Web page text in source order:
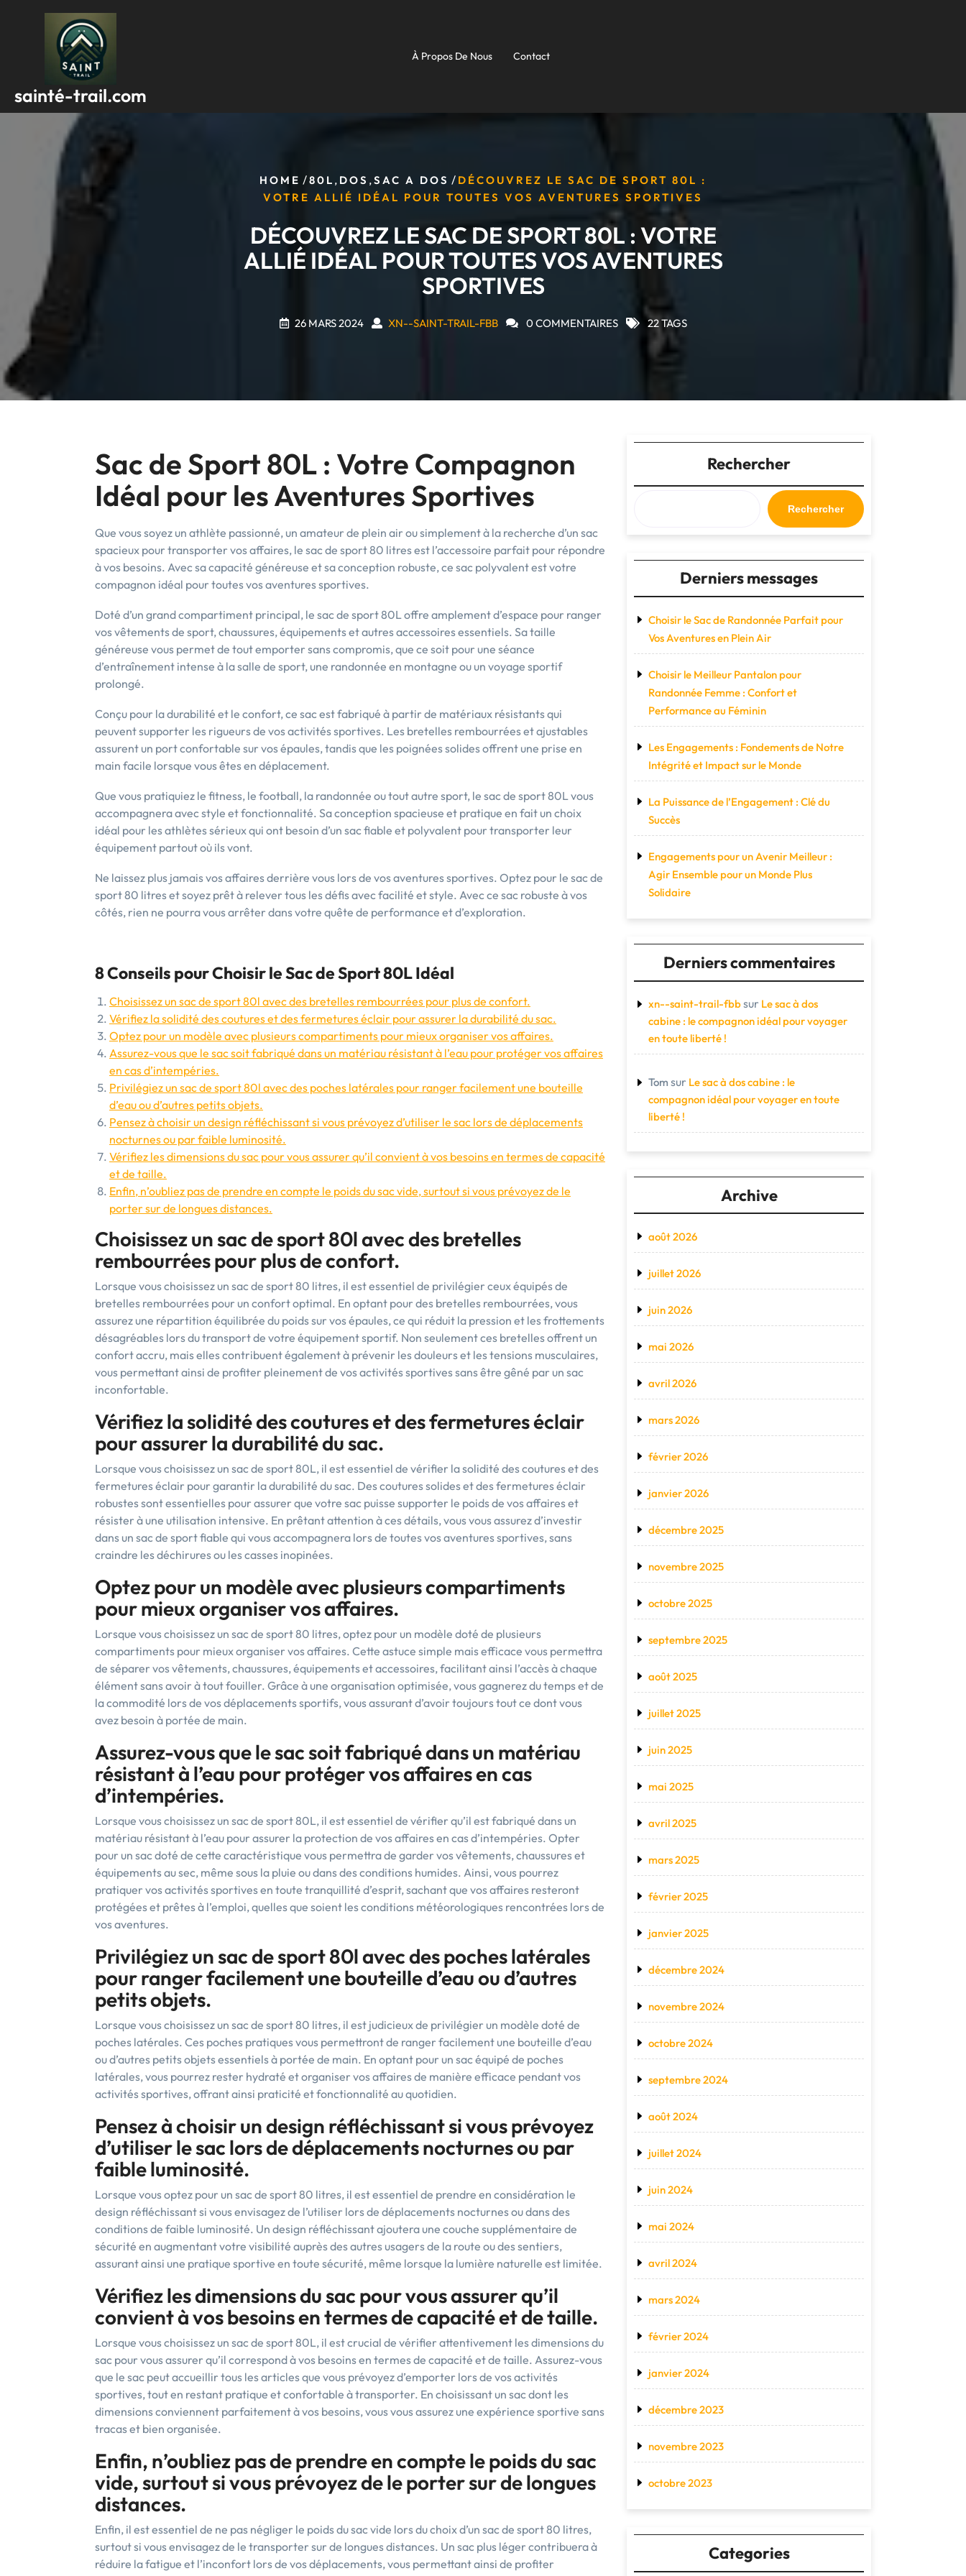
sainté-trail.com
À Propos De Nous Contact
HOME /80L , DOS ,SAC A DOS / DÉCOUVREZ LE SAC DE SPORT 80L :
VOTRE ALLIÉ IDÉAL POUR TOUTES VOS AVENTURES SPORTIVES
DÉCOUVREZ LE SAC DE SPORT 80L : VOTRE
ALLIÉ IDÉAL POUR TOUTES VOS AVENTURES
SPORTIVES
26 MARS 2024 XN--SAINT-TRAIL-FBB 0 COMMENTAIRES 22 TAGS
Sac de Sport 80L : Votre Compagnon
Idéal pour les Aventures Sportives
Que vous soyez un athlète passionné, un amateur de plein air ou simplement à la recherche d’un sac
spacieux pour transporter vos affaires, le sac de sport 80 litres est l’accessoire parfait pour répondre
à vos besoins. Avec sa capacité généreuse et sa conception robuste, ce sac polyvalent est votre
compagnon idéal pour toutes vos aventures sportives.
Doté d’un grand compartiment principal, le sac de sport 80L offre amplement d’espace pour ranger
vos vêtements de sport, chaussures, équipements et autres accessoires essentiels. Sa taille
généreuse vous permet de tout emporter sans compromis, que ce soit pour une séance
d’entraînement intense à la salle de sport, une randonnée en montagne ou un voyage sportif
prolongé.
Conçu pour la durabilité et le confort, ce sac est fabriqué à partir de matériaux résistants qui
peuvent supporter les rigueurs de vos activités sportives. Les bretelles rembourrées et ajustables
assurent un port confortable sur vos épaules, tandis que les poignées solides offrent une prise en
main facile lorsque vous êtes en déplacement.
Que vous pratiquiez le fitness, le football, la randonnée ou tout autre sport, le sac de sport 80L vous
accompagnera avec style et fonctionnalité. Sa conception spacieuse et pratique en fait un choix
idéal pour les athlètes sérieux qui ont besoin d’un sac fiable et polyvalent pour transporter leur
équipement partout où ils vont.
Ne laissez plus jamais vos affaires derrière vous lors de vos aventures sportives. Optez pour le sac de
sport 80 litres et soyez prêt à relever tous les défis avec facilité et style. Avec ce sac robuste à vos
côtés, rien ne pourra vous arrêter dans votre quête de performance et d’exploration.
8 Conseils pour Choisir le Sac de Sport 80L Idéal
Choisissez un sac de sport 80l avec des bretelles rembourrées pour plus de confort.
Vérifiez la solidité des coutures et des fermetures éclair pour assurer la durabilité du sac.
Optez pour un modèle avec plusieurs compartiments pour mieux organiser vos affaires.
Assurez-vous que le sac soit fabriqué dans un matériau résistant à l’eau pour protéger vos affaires
en cas d’intempéries.
Privilégiez un sac de sport 80l avec des poches latérales pour ranger facilement une bouteille
d’eau ou d’autres petits objets.
Pensez à choisir un design réfléchissant si vous prévoyez d’utiliser le sac lors de déplacements
nocturnes ou par faible luminosité.
Vérifiez les dimensions du sac pour vous assurer qu’il convient à vos besoins en termes de capacité
et de taille.
Enfin, n’oubliez pas de prendre en compte le poids du sac vide, surtout si vous prévoyez de le
porter sur de longues distances.
Choisissez un sac de sport 80l avec des bretelles
rembourrées pour plus de confort.
Lorsque vous choisissez un sac de sport 80 litres, il est essentiel de privilégier ceux équipés de
bretelles rembourrées pour un confort optimal. En optant pour des bretelles rembourrées, vous
assurez une répartition équilibrée du poids sur vos épaules, ce qui réduit la pression et les frottements
désagréables lors du transport de votre équipement sportif. Non seulement ces bretelles offrent un
confort accru, mais elles contribuent également à prévenir les douleurs et les tensions musculaires,
vous permettant ainsi de profiter pleinement de vos activités sportives sans être gêné par un sac
inconfortable.
Vérifiez la solidité des coutures et des fermetures éclair
pour assurer la durabilité du sac.
Lorsque vous choisissez un sac de sport 80L, il est essentiel de vérifier la solidité des coutures et des
fermetures éclair pour garantir la durabilité du sac. Des coutures solides et des fermetures éclair
robustes sont essentielles pour assurer que votre sac puisse supporter le poids de vos affaires et
résister à une utilisation intensive. En prêtant attention à ces détails, vous vous assurez d’investir
dans un sac de sport fiable qui vous accompagnera lors de toutes vos aventures sportives, sans
craindre les déchirures ou les casses inopinées.
Optez pour un modèle avec plusieurs compartiments
pour mieux organiser vos affaires.
Lorsque vous choisissez un sac de sport 80 litres, optez pour un modèle doté de plusieurs
compartiments pour mieux organiser vos affaires. Cette astuce simple mais efficace vous permettra
de séparer vos vêtements, chaussures, équipements et accessoires, facilitant ainsi l’accès à chaque
élément sans avoir à tout fouiller. Grâce à une organisation optimisée, vous gagnerez du temps et de
la commodité lors de vos déplacements sportifs, vous assurant d’avoir toujours tout ce dont vous
avez besoin à portée de main.
Assurez-vous que le sac soit fabriqué dans un matériau
résistant à l’eau pour protéger vos affaires en cas
d’intempéries.
Lorsque vous choisissez un sac de sport 80L, il est essentiel de vérifier qu’il est fabriqué dans un
matériau résistant à l’eau pour assurer la protection de vos affaires en cas d’intempéries. Opter
pour un sac doté de cette caractéristique vous permettra de garder vos vêtements, chaussures et
équipements au sec, même sous la pluie ou dans des conditions humides. Ainsi, vous pourrez
pratiquer vos activités sportives en toute tranquillité d’esprit, sachant que vos affaires resteront
protégées et prêtes à l’emploi, quelles que soient les conditions météorologiques rencontrées lors de
vos aventures.
Privilégiez un sac de sport 80l avec des poches latérales
pour ranger facilement une bouteille d’eau ou d’autres
petits objets.
Lorsque vous choisissez un sac de sport 80 litres, il est judicieux de privilégier un modèle doté de
poches latérales. Ces poches pratiques vous permettront de ranger facilement une bouteille d’eau
ou d’autres petits objets essentiels à portée de main. En optant pour un sac équipé de poches
latérales, vous pourrez rester hydraté et organiser vos affaires de manière efficace pendant vos
activités sportives, offrant ainsi praticité et fonctionnalité au quotidien.
Pensez à choisir un design réfléchissant si vous prévoyez
d’utiliser le sac lors de déplacements nocturnes ou par
faible luminosité.
Lorsque vous optez pour un sac de sport 80 litres, il est essentiel de prendre en considération le
design réfléchissant si vous envisagez de l’utiliser lors de déplacements nocturnes ou dans des
conditions de faible luminosité. Un design réfléchissant ajoutera une couche supplémentaire de
sécurité en augmentant votre visibilité auprès des autres usagers de la route ou des sentiers,
assurant ainsi une pratique sportive en toute sécurité, même lorsque la lumière naturelle est limitée.
Vérifiez les dimensions du sac pour vous assurer qu’il
convient à vos besoins en termes de capacité et de taille.
Lorsque vous choisissez un sac de sport 80L, il est crucial de vérifier attentivement les dimensions du
sac pour vous assurer qu’il correspond à vos besoins en termes de capacité et de taille. Assurez-vous
que le sac peut accueillir tous les articles que vous prévoyez d’emporter lors de vos activités
sportives, tout en restant pratique et confortable à transporter. En choisissant un sac dont les
dimensions conviennent parfaitement à vos besoins, vous vous assurez une expérience sportive sans
tracas et bien organisée.
Enfin, n’oubliez pas de prendre en compte le poids du sac
vide, surtout si vous prévoyez de le porter sur de longues
distances.
Enfin, il est essentiel de ne pas négliger le poids du sac vide lors du choix d’un sac de sport 80 litres,
surtout si vous envisagez de le transporter sur de longues distances. Un sac plus léger contribuera à
réduire la fatigue et l’inconfort lors de vos déplacements, vous permettant ainsi de profiter
Rechercher
Rechercher
Derniers messages
Choisir le Sac de Randonnée Parfait pour
Vos Aventures en Plein Air
Choisir le Meilleur Pantalon pour
Randonnée Femme : Confort et
Performance au Féminin
Les Engagements : Fondements de Notre
Intégrité et Impact sur le Monde
La Puissance de l’Engagement : Clé du
Succès
Engagements pour un Avenir Meilleur :
Agir Ensemble pour un Monde Plus
Solidaire
Derniers commentaires
xn--saint-trail-fbbsur Le sac à dos
cabine : le compagnon idéal pour voyager
en toute liberté !
Tom sur Le sac à dos cabine : le
compagnon idéal pour voyager en toute
liberté !
Archive
août 2026
juillet 2026
juin 2026
mai 2026
avril 2026
mars 2026
février 2026
janvier 2026
décembre 2025
novembre 2025
octobre 2025
septembre 2025
août 2025
juillet 2025
juin 2025
mai 2025
avril 2025
mars 2025
février 2025
janvier 2025
décembre 2024
novembre 2024
octobre 2024
septembre 2024
août 2024
juillet 2024
juin 2024
mai 2024
avril 2024
mars 2024
février 2024
janvier 2024
décembre 2023
novembre 2023
octobre 2023
Categories